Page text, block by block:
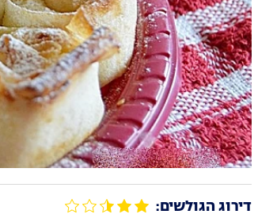
דירוג הגולשים: